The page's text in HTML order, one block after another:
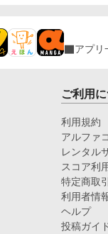
アプリ
ご利用
利用規約
アルファ
レンタル
スコア利
特定商取
利用者情
ヘルプ
投稿ガイ